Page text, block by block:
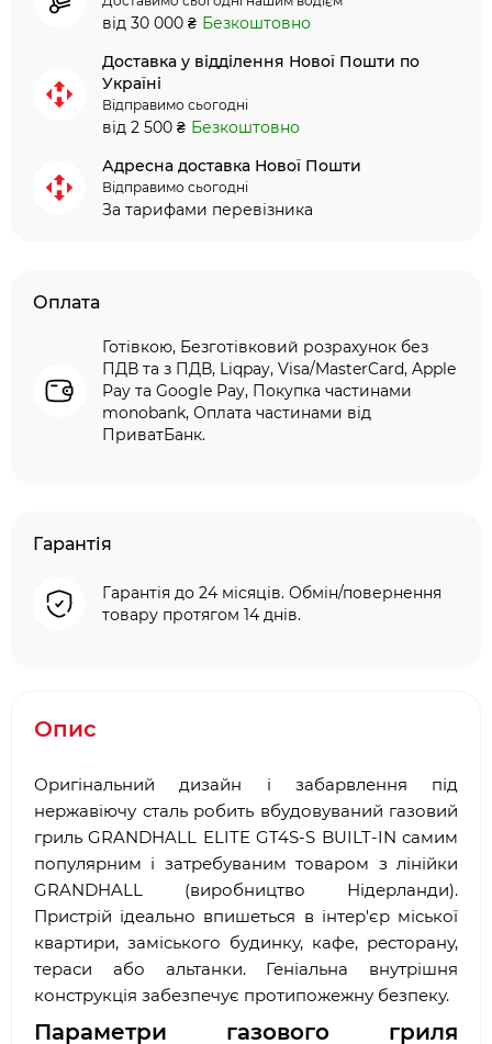
від 30 000 ₴ Безкоштовно
Доставка у відділення Нової Пошти по
Україні
Відправимо сьогодні
від 2 500 ₴ Безкоштовно
Адресна доставка Нової Пошти
Відправимо сьогодні
За тарифами перевізника
Оплата
Готівкою, Безготівковий розрахунок без
ПДВ та з ПДВ, Liqpay, Visa/MasterCard, Apple
Pay та Google Pay, Покупка частинами
monobank, Оплата частинами від
ПриватБанк.
Гарантія
Гарантія до 24 місяців. Обмін/повернення
товару протягом 14 днів.
Опис
Оригінальний дизайн і забарвлення під
нержавіючу сталь робить вбудовуваний газовий
гриль GRANDHALL ELITE GT4S-S BUILT-IN самим
популярним і затребуваним товаром з лінійки
GRANDHALL (виробництво Нідерланди).
Пристрій ідеально впишеться в інтер'єр міської
квартири, заміського будинку, кафе, ресторану,
тераси або альтанки. Геніальна внутрішня
конструкція забезпечує протипожежну безпеку.
Параметри газового гриля